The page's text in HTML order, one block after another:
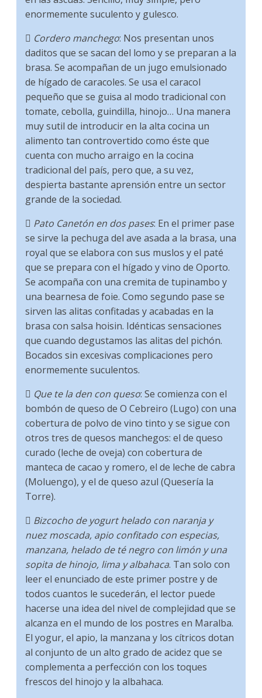
enormemente suculento y gulesco.
 Cordero manchego: Nos presentan unos
daditos que se sacan del lomo y se preparan a la
brasa. Se acompañan de un jugo emulsionado
de hígado de caracoles. Se usa el caracol
pequeño que se guisa al modo tradicional con
tomate, cebolla, guindilla, hinojo… Una manera
muy sutil de introducir en la alta cocina un
alimento tan controvertido como éste que
cuenta con mucho arraigo en la cocina
tradicional del país, pero que, a su vez,
despierta bastante aprensión entre un sector
grande de la sociedad.
 Pato Canetón en dos pases: En el primer pase
se sirve la pechuga del ave asada a la brasa, una
royal que se elabora con sus muslos y el paté
que se prepara con el hígado y vino de Oporto.
Se acompaña con una cremita de tupinambo y
una bearnesa de foie. Como segundo pase se
sirven las alitas confitadas y acabadas en la
brasa con salsa hoisin. Idénticas sensaciones
que cuando degustamos las alitas del pichón.
Bocados sin excesivas complicaciones pero
enormemente suculentos.
 Que te la den con queso: Se comienza con el
bombón de queso de O Cebreiro (Lugo) con una
cobertura de polvo de vino tinto y se sigue con
otros tres de quesos manchegos: el de queso
curado (leche de oveja) con cobertura de
manteca de cacao y romero, el de leche de cabra
(Moluengo), y el de queso azul (Quesería la
Torre).
 Bizcocho de yogurt helado con naranja y
nuez moscada, apio confitado con especias,
manzana, helado de té negro con limón y una
sopita de hinojo, lima y albahaca. Tan solo con
leer el enunciado de este primer postre y de
todos cuantos le sucederán, el lector puede
hacerse una idea del nivel de complejidad que se
alcanza en el mundo de los postres en Maralba.
El yogur, el apio, la manzana y los cítricos dotan
al conjunto de un alto grado de acidez que se
complementa a perfección con los toques
frescos del hinojo y la albahaca.